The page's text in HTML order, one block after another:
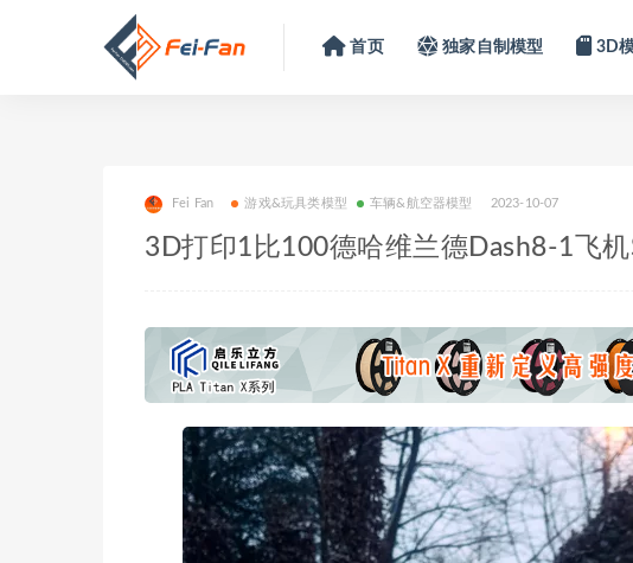
首页 独家自制模型 3D
Fei Fan 游戏&玩具类模型 车辆&航空器模型 2023-10-07
3D打印1比100德哈维兰德Dash8-1飞